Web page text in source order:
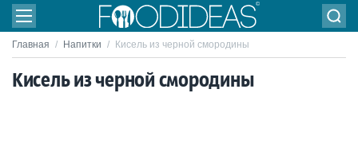
Главная / Напитки / Кисель из черной смородины
Кисель из черной смородины